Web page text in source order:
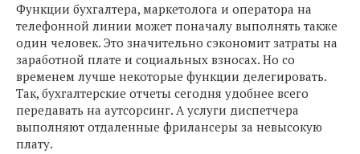
Функции бухгалтера, маркетолога и оператора на
телефонной линии может поначалу выполнять также
один человек. Это значительно сэкономит затраты на
заработной плате и социальных взносах. Но со
временем лучше некоторые функции делегировать.
Так, бухгалтерские отчеты сегодня удобнее всего
передавать на аутсорсинг. А услуги диспетчера
выполняют отдаленные фрилансеры за невысокую
плату.